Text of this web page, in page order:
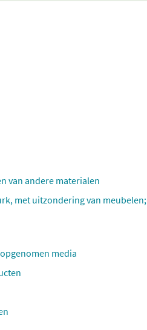
van andere materialen
met uitzondering van meubelen;
media